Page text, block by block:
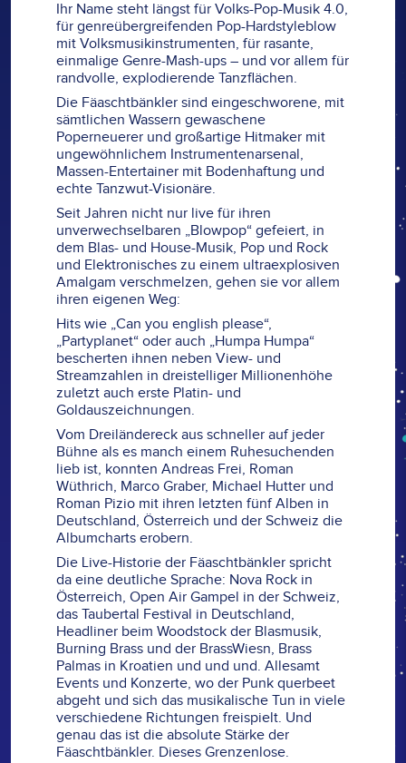
Ihr Name steht längst für Volks-Pop-Musik 4.0,
für genreübergreifenden Pop-Hardstyleblow
mit Volksmusikinstrumenten, für rasante,
einmalige Genre-Mash-ups – und vor allem für
randvolle, explodierende Tanzflächen.
Die Fäaschtbänkler sind eingeschworene, mit
sämtlichen Wassern gewaschene
Poperneuerer und großartige Hitmaker mit
ungewöhnlichem Instrumentenarsenal,
Massen-Entertainer mit Bodenhaftung und
echte Tanzwut-Visionäre.
Seit Jahren nicht nur live für ihren
unverwechselbaren „Blowpop“ gefeiert, in
dem Blas- und House-Musik, Pop und Rock
und Elektronisches zu einem ultraexplosiven
Amalgam verschmelzen, gehen sie vor allem
ihren eigenen Weg:
Hits wie „Can you english please“,
„Partyplanet“ oder auch „Humpa Humpa“
bescherten ihnen neben View- und
Streamzahlen in dreistelliger Millionenhöhe
zuletzt auch erste Platin- und
Goldauszeichnungen.
Vom Dreiländereck aus schneller auf jeder
Bühne als es manch einem Ruhesuchenden
lieb ist, konnten Andreas Frei, Roman
Wüthrich, Marco Graber, Michael Hutter und
Roman Pizio mit ihren letzten fünf Alben in
Deutschland, Österreich und der Schweiz die
Albumcharts erobern.
Die Live-Historie der Fäaschtbänkler spricht
da eine deutliche Sprache: Nova Rock in
Österreich, Open Air Gampel in der Schweiz,
das Taubertal Festival in Deutschland,
Headliner beim Woodstock der Blasmusik,
Burning Brass und der BrassWiesn, Brass
Palmas in Kroatien und und und. Allesamt
Events und Konzerte, wo der Punk querbeet
abgeht und sich das musikalische Tun in viele
verschiedene Richtungen freispielt. Und
genau das ist die absolute Stärke der
Fäaschtbänkler. Dieses Grenzenlose.